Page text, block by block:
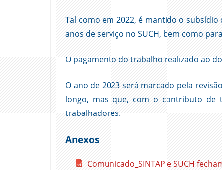
Tal como em 2022, é mantido o
anos de serviço no SUCH, bem como
O pagamento do trabalho realizado ao
O ano de 2023 será marcado pela
longo, mas que, com o contributo de
trabalhadores.
Anexos
Comunicado_SINTAP e SUCH